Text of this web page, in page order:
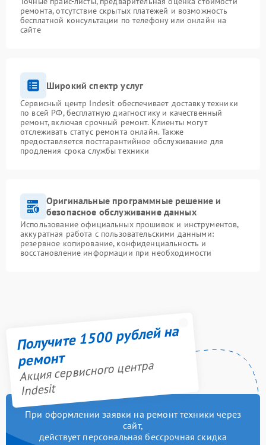
ремонта, отсутствие скрытых платежей и возможность
бесплатной консультации по телефону или онлайн на
сайте
Широкий спектр услуг
Сервисный центр Indesit обеспечивает доставку техники
по всей РФ, бесплатную диагностику и качественный
ремонт, включая срочный ремонт. Клиенты могут
отслеживать статус ремонта онлайн. Также
предоставляется постгарантийное обслуживание для
продления срока службы техники
Оригинальные программные решение и
безопасное обслуживание данных
Использование официальных прошивок и инструментов,
аккуратная работа с пользовательскими данными:
резервное копирование, конфиденциальность и
восстановление информации при необходимости
Получите 1500 рублей на
ремонт
Акция сервисного центра
Indesit
При оформлении заявки на ремонт техники через
сайт,
действует персональная бессрочная скидка